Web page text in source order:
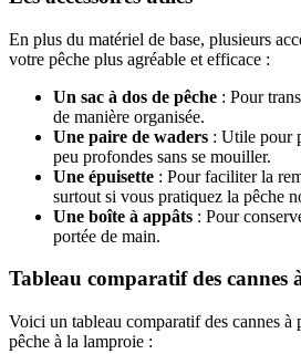
En plus du matériel de base, plusieurs
votre pêche plus agréable et efficace :
Un sac à dos de pêche : Pour
de manière organisée.
Une paire de waders : Utile pour
peu profondes sans se mouiller.
Une épuisette : Pour faciliter la
surtout si vous pratiquez la pêche
Une boîte à appâts : Pour
portée de main.
Tableau comparatif des cannes
Voici un tableau comparatif des cannes à
pêche à la lamproie :